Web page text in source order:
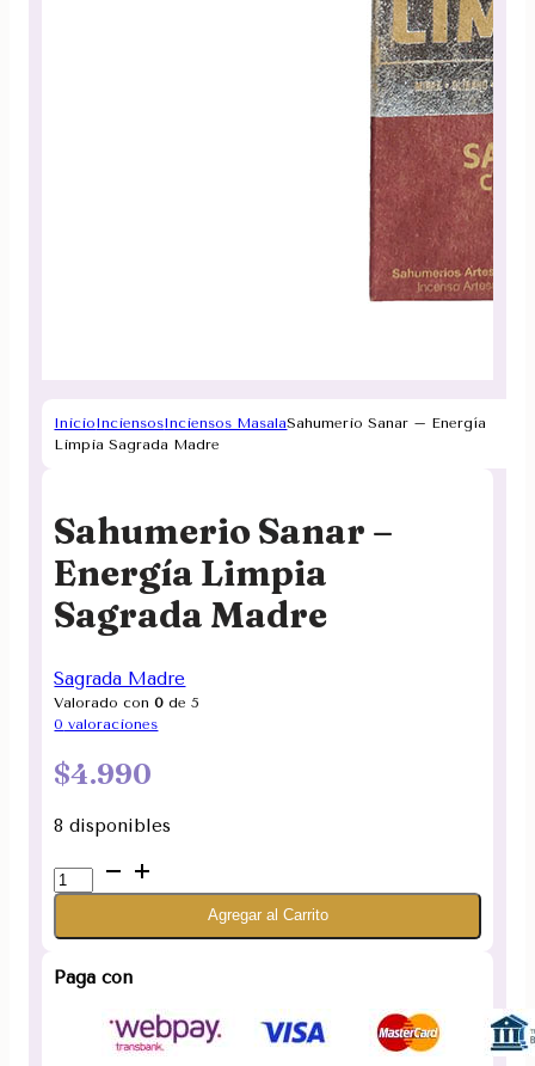
InicioInciensosInciensos MasalaSahumerio Sanar – Energía
Limpia Sagrada Madre
Sahumerio Sanar –
Energía Limpia
Sagrada Madre
Sagrada Madre
Valorado con0 de 5
0 valoraciones
$4.990
8 disponibles
Sahumerio
Sanar
Limpia
Madre
cantidad
Agregar al Carrito
Paga con